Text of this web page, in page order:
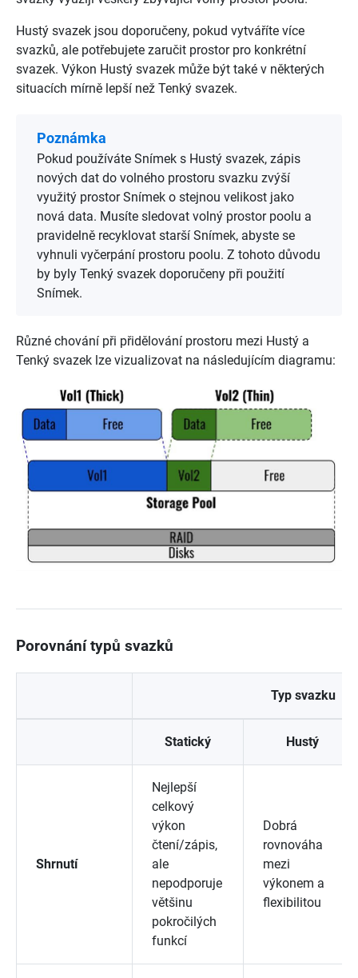
Hustý svazek jsou doporučeny, pokud vytváříte více
svazků, ale potřebujete zaručit prostor pro konkrétní
svazek. Výkon Hustý svazek může být také v některých
situacích mírně lepší než Tenký svazek.
Poznámka
Pokud používáte Snímek s Hustý svazek, zápis
nových dat do volného prostoru svazku zvýší
využitý prostor Snímek o stejnou velikost jako
nová data. Musíte sledovat volný prostor poolu a
pravidelně recyklovat starší Snímek, abyste se
vyhnuli vyčerpání prostoru poolu. Z tohoto důvodu
by byly Tenký svazek doporučeny při použití
Snímek.
Různé chování při přidělování prostoru mezi Hustý a
Tenký svazek lze vizualizovat na následujícím diagramu:
Porovnání typů svazků
Typ svazku
Statický Hustý
Shrnutí
Nejlepší
celkový
výkon
čtení/zápis,
ale
nepodporuje
většinu
pokročilých
funkcí
Dobrá
rovnováha
mezi
výkonem a
flexibilitou